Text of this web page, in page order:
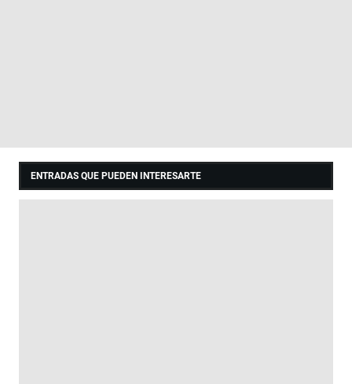
ENTRADAS QUE PUEDEN INTERESARTE